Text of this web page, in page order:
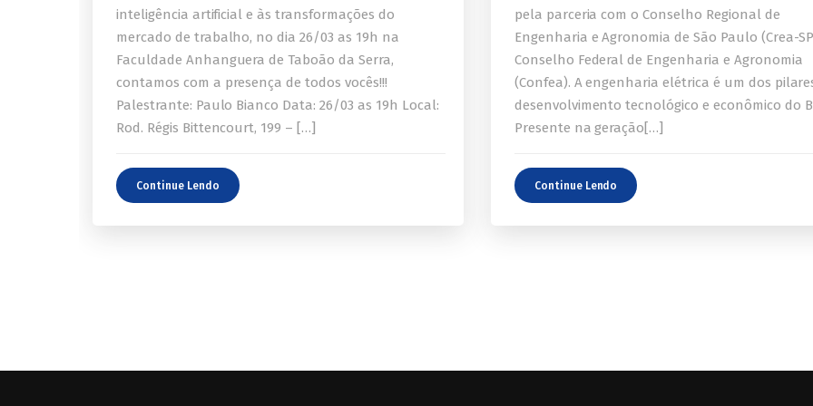
inteligência artificial e às transformações do
mercado de trabalho, no dia 26/03 as 19h na
Faculdade Anhanguera de Taboão da Serra,
contamos com a presença de todos vocês!!!
Palestrante: Paulo Bianco Data: 26/03 as 19h Local:
Rod. Régis Bittencourt, 199 – […]
Continue Lendo
pela parceria com o Conselho Regional de
Engenharia e Agronomia de São Paulo (Crea-
Conselho Federal de Engenharia e Agronomia
(Confea). A engenharia elétrica é um dos
desenvolvimento tecnológico e econômico do
Presente na geração[…]
Continue Lendo